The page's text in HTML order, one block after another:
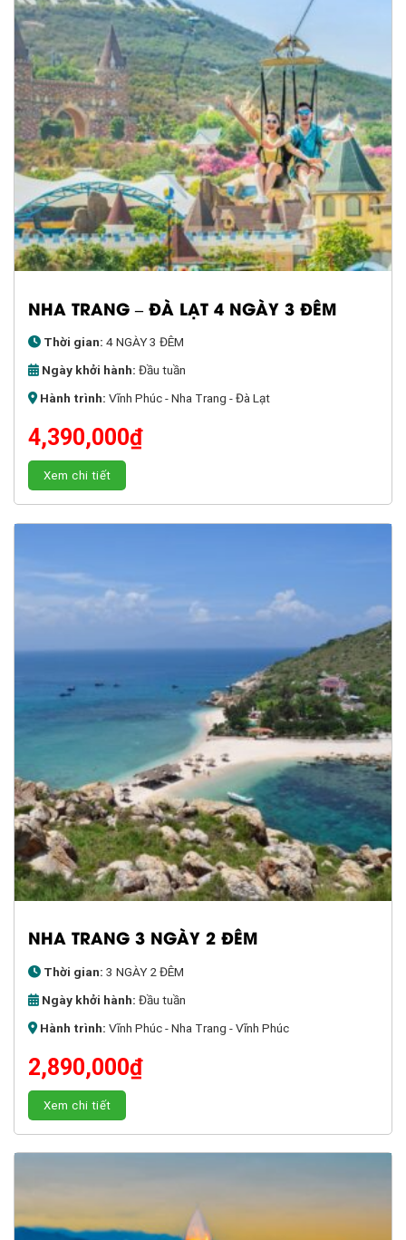
NHA TRANG – ĐÀ LẠT 4 NGÀY 3 ĐÊM
Thời gian: 4 NGÀY 3 ĐÊM
Ngày khởi hành: Đầu tuần
Hành trình: Vĩnh Phúc - Nha Trang - Đà Lạt
4,390,000₫
Xem chi tiết
NHA TRANG 3 NGÀY 2 ĐÊM
Thời gian: 3 NGÀY 2 ĐÊM
Ngày khởi hành: Đầu tuần
Hành trình: Vĩnh Phúc - Nha Trang - Vĩnh Phúc
2,890,000₫
Xem chi tiết